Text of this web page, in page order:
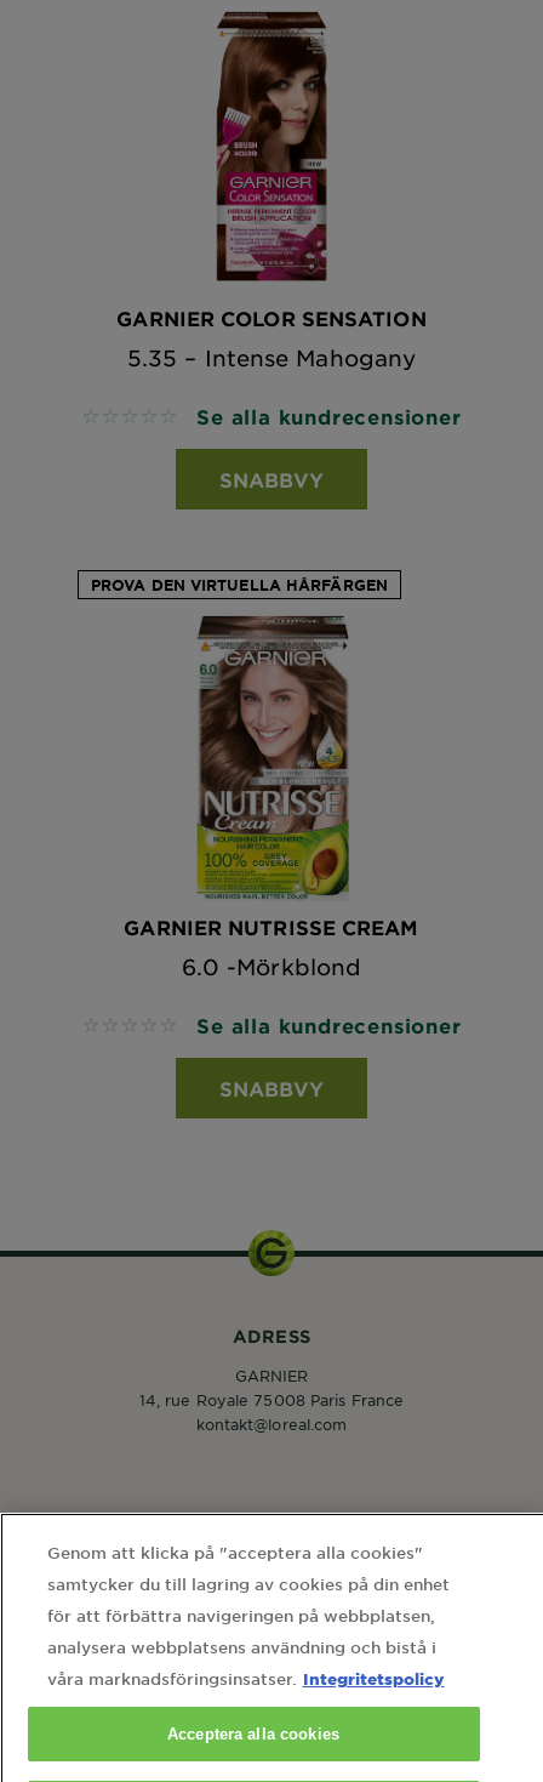
GARNIER COLOR SENSATION
5.35 – Intense Mahogany
No reviews Se alla kundrecensioner
SNABBVY
PROVA DEN VIRTUELLA HÅRFÄRGEN
GARNIER NUTRISSE CREAM
6.0 -Mörkblond
No reviews Se alla kundrecensioner
SNABBVY
Kontakta oss
FÖLJ OSS
ADRESS
GARNIER
14, rue Royale 75008 Paris France
kontakt@loreal.com
Genom att klicka på "acceptera alla cookies"
samtycker du till lagring av cookies på din enhet
för att förbättra navigeringen på webbplatsen,
analysera webbplatsens användning och bistå i
våra marknadsföringsinsatser. Integritetspolicy
Acceptera alla cookies